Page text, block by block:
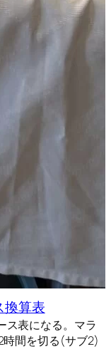
換算表
ス表になる。マラ
時間を切る(サブ2)